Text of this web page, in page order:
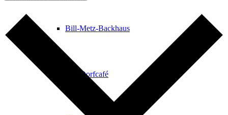
Bill-Metz-Backhaus
Das Dorfcafé